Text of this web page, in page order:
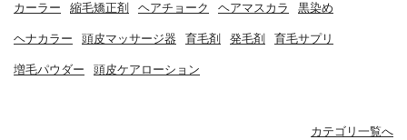
カーラー 縮毛矯正剤 ヘアチョーク ヘアマスカラ 黒染め
ヘナカラー 頭皮マッサージ器 育毛剤 発毛剤 育毛サプリ
増毛パウダー 頭皮ケアローション
カテゴリ一覧へ